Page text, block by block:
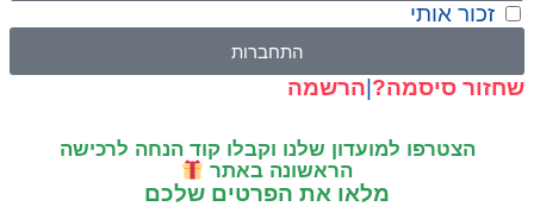
זכור אותי
התחברות
שחזור סיסמה? הרשמה
הצטרפו למועדון שלנו וקבלו קוד הנחה לרכישה
הראשונה באתר
מלאו את הפרטים שלכם